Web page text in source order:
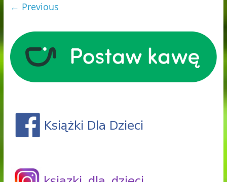
← Previous